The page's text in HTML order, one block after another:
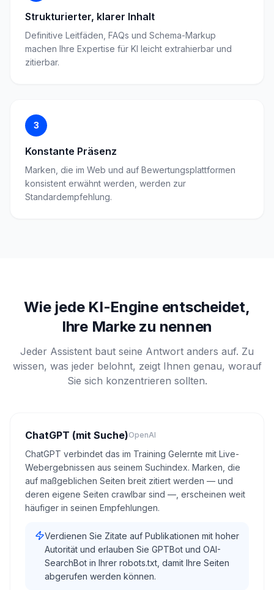
Strukturierter, klarer Inhalt
Definitive Leitfäden, FAQs und Schema-Markup
machen Ihre Expertise für KI leicht extrahierbar und
zitierbar.
3
Konstante Präsenz
Marken, die im Web und auf Bewertungsplattformen
konsistent erwähnt werden, werden zur
Standardempfehlung.
Wie jede KI-Engine entscheidet,
Ihre Marke zu nennen
Jeder Assistent baut seine Antwort anders auf. Zu
wissen, was jeder belohnt, zeigt Ihnen genau, worauf
Sie sich konzentrieren sollten.
ChatGPT (mit Suche)OpenAI
ChatGPT verbindet das im Training Gelernte mit Live-
Webergebnissen aus seinem Suchindex. Marken, die
auf maßgeblichen Seiten breit zitiert werden — und
deren eigene Seiten crawlbar sind —, erscheinen weit
häufiger in seinen Empfehlungen.
Verdienen Sie Zitate auf Publikationen mit hoher
Autorität und erlauben Sie GPTBot und OAI-
SearchBot in Ihrer robots.txt, damit Ihre Seiten
abgerufen werden können.